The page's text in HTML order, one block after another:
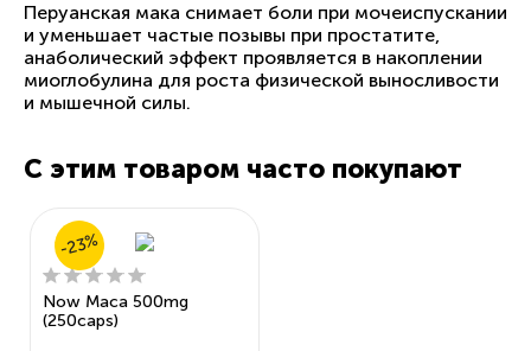
Перуанская мака снимает боли при мочеиспускании
и уменьшает частые позывы при простатите,
анаболический эффект проявляется в накоплении
миоглобулина для роста физической выносливости
и мышечной силы.
С этим товаром часто покупают
Now Maca 500mg
(250caps)
-23%